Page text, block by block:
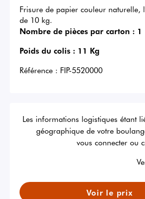
Frisure de papier couleur naturelle,
de 10 kg.
Nombre de pièces par carton : 1
Poids du colis : 11 Kg
Référence : FIP-5520000
Les informations logistiques étant
géographique de votre
vous connecter ou
Voir le prix